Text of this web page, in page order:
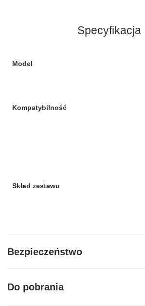
Specyfikacja
Model
Kompatybilność
Skład zestawu
Bezpieczeństwo
Do pobrania